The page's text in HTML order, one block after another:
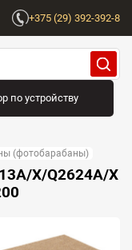
+375 (29) 392-392-8
по устройству
(фотобарабаны)
X/Q2624A/X